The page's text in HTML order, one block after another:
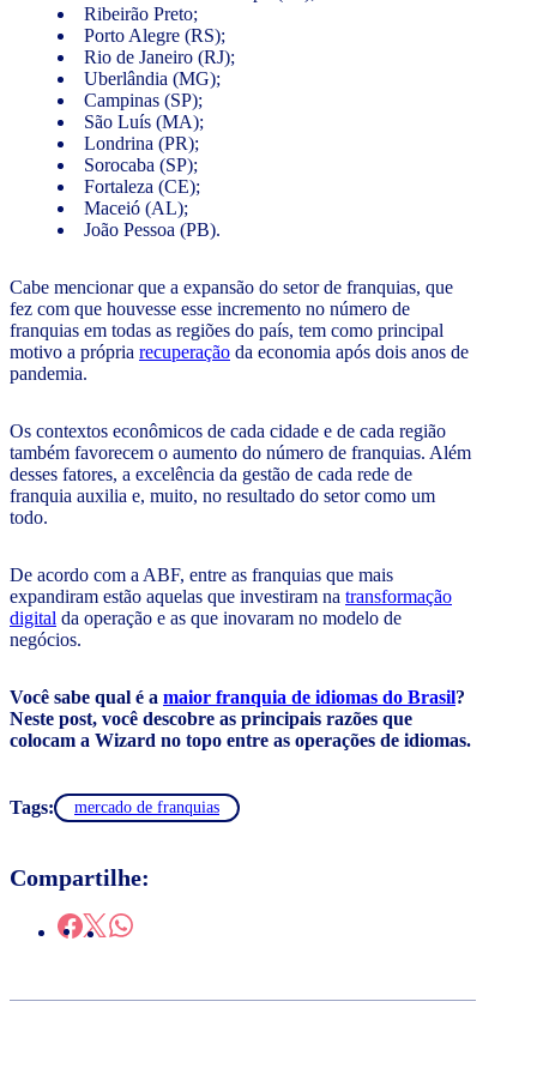
Ribeirão Preto;
Porto Alegre (RS);
Rio de Janeiro (RJ);
Uberlândia (MG);
Campinas (SP);
São Luís (MA);
Londrina (PR);
Sorocaba (SP);
Fortaleza (CE);
Maceió (AL);
João Pessoa (PB).
Cabe mencionar que a expansão do setor de franquias, que
fez com que houvesse esse incremento no número de
franquias em todas as regiões do país, tem como principal
motivo a própria recuperação da economia após dois anos de
pandemia.
Os contextos econômicos de cada cidade e de cada região
também favorecem o aumento do número de franquias. Além
desses fatores, a excelência da gestão de cada rede de
franquia auxilia e, muito, no resultado do setor como um
todo.
De acordo com a ABF, entre as franquias que mais
expandiram estão aquelas que investiram na transformação
digital da operação e as que inovaram no modelo de
negócios.
Você sabe qual é a maior franquia de idiomas do Brasil?
Neste post, você descobre as principais razões que
colocam a Wizard no topo entre as operações de idiomas.
Tags: mercado de franquias
Compartilhe: